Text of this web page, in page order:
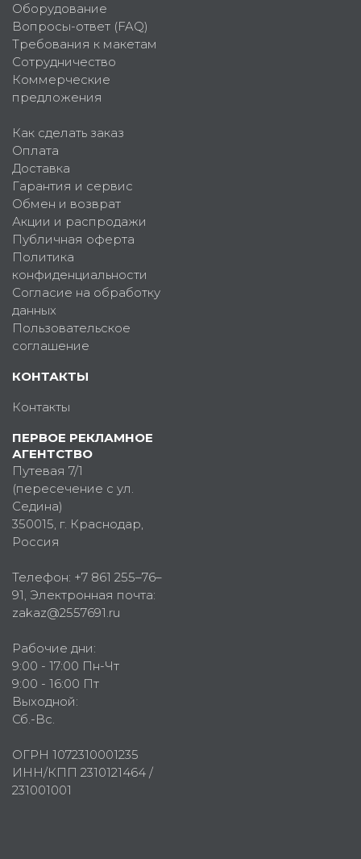
Оборудование
Вопросы-ответ (FAQ)
Требования к макетам
Сотрудничество
Коммерческие
предложения
Как сделать заказ
Оплата
Доставка
Гарантия и сервис
Обмен и возврат
Акции и распродажи
Публичная оферта
Политика
конфиденциальности
Согласие на обработку
данных
Пользовательское
соглашение
КОНТАКТЫ
Контакты
ПЕРВОЕ РЕКЛАМНОЕ
АГЕНТСТВО
Путевая 7/1
(пересечение с ул.
Седина)
350015, г. Краснодар,
Россия
Телефон: +7 861 255–76–
91, Электронная почта:
zakaz@2557691.ru
Рабочие дни:
9:00 - 17:00 Пн-Чт
9:00 - 16:00 Пт
Выходной:
Сб.-Вс.
ОГРН 1072310001235
ИНН/КПП 2310121464 /
231001001